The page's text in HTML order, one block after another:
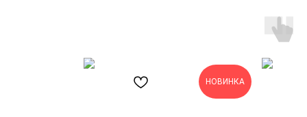
НОВИНКА